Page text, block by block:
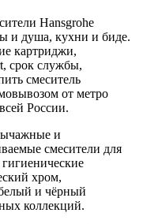
Hansgrohe
и душа, кухни и биде.
картриджи,
срок службы,
смеситель
от метро
России.
и
смесители для
хром,
и чёрный
коллекций.